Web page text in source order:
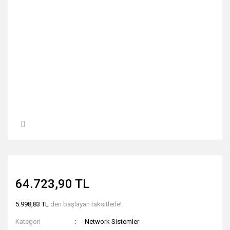
64.723,90 TL
5.998,83 TL den başlayan taksitlerle!
Kategori
Network Sistemler